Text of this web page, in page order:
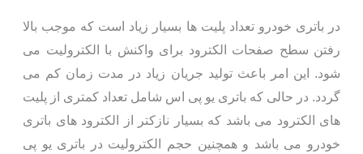
در باتری خودرو تعداد پلیت ها بسیار زیاد است که موجب بالا
رفتن سطح صفحات الکترود برای واکنش با الکترولیت می
شود. این امر باعث تولید جریان زیاد در مدت زمان کم می
گردد. در حالی که باتری یو پی اس شامل تعداد کمتری از پلیت
های الکترود می باشد که بسیار نازکتر از الکترود های باتری
خودرو می باشد و همچنین حجم الکترولیت در باتری یو پی